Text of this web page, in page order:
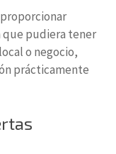
que pudiera tener
o negocio,
prácticamente